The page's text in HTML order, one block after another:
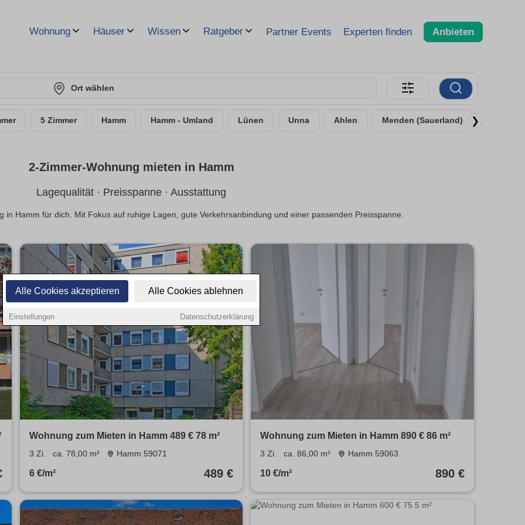
Alle Cookies akzeptieren Alle Cookies ablehnen
Einstellungen Datenschutzerklärung
Wohnung Häuser Wissen Ratgeber Partner Events Experten finden Anbieten
Ort wählen
5 Zimmer Hamm Hamm - Umland Lünen Unna Ahlen Menden (Sauerland) ❯
2-Zimmer-Wohnung mieten in Hamm
Lagequalität · Preisspanne · Ausstattung
in Hamm für dich. Mit Fokus auf ruhige Lagen, gute Verkehrsanbindung und einer passenden Preisspanne.
Wohnung zum Mieten in Hamm 489 € 78 m²
3 Zi. ca. 78,00 m² Hamm 59071
6 €/m² 489 €
Wohnung zum Mieten in Hamm 890 € 86 m²
3 Zi. ca. 86,00 m² Hamm 59063
10 €/m² 890 €